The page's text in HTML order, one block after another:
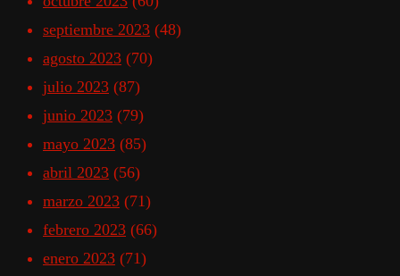
septiembre 2023 (48)
agosto 2023 (70)
julio 2023 (87)
junio 2023 (79)
mayo 2023 (85)
abril 2023 (56)
marzo 2023 (71)
febrero 2023 (66)
enero 2023 (71)